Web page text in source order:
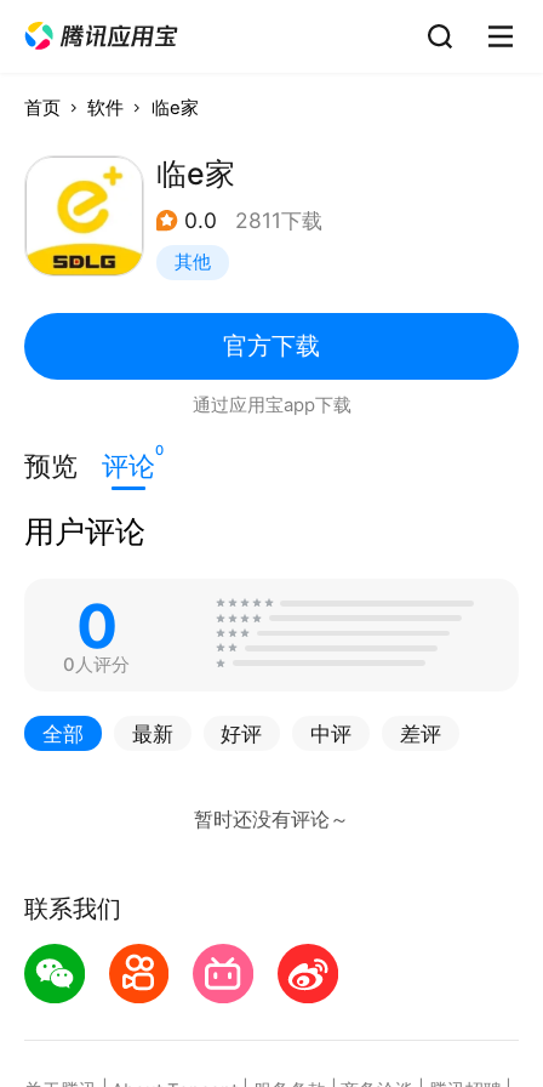
首页 软件 临e家
临e家
0.0 2811下载
其他
官方下载
通过应用宝app下载
预览 评论0
用户评论
0
0人评分
全部 最新 好评 中评 差评
联系我们